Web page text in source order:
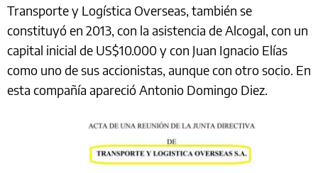
Transporte y Logística Overseas, también se
constituyó en 2013, con la asistencia de Alcogal, con un
capital inicial de US$10.000 y con Juan Ignacio Elías
como uno de sus accionistas, aunque con otro socio. En
esta compañía apareció Antonio Domingo Diez.